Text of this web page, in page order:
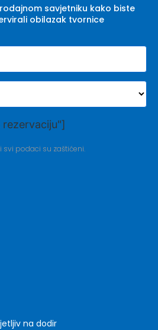
savjetniku kako biste
obilazak tvornice
svi podaci su zaštićeni.
na dodir